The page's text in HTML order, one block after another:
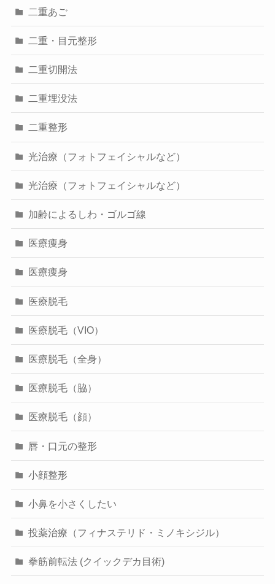
二重あご
二重・目元整形
二重切開法
二重埋没法
二重整形
光治療（フォトフェイシャルなど）
光治療（フォトフェイシャルなど）
加齢によるしわ・ゴルゴ線
医療痩身
医療痩身
医療脱毛
医療脱毛（VIO）
医療脱毛（全身）
医療脱毛（脇）
医療脱毛（顔）
唇・口元の整形
小顔整形
小鼻を小さくしたい
投薬治療（フィナステリド・ミノキシジル）
拳筋前転法 (クイックデカ目術)